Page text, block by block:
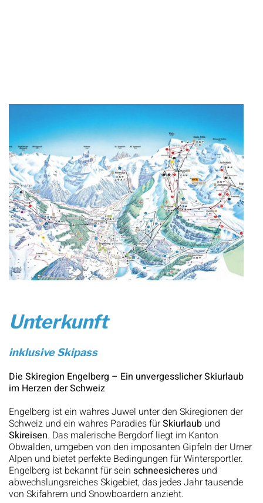
Unterkunft
inklusive Skipass
Die Skiregion Engelberg – Ein unvergesslicher Skiurlaub
im Herzen der Schweiz
Engelberg ist ein wahres Juwel unter den Skiregionen der
Schweiz und ein wahres Paradies fürSkiurlaub und
Skireisen. Das malerische Bergdorf liegt im Kanton
Obwalden, umgeben von den imposanten Gipfeln der Urner
Alpen und bietet perfekte Bedingungen für Wintersportler.
Engelberg ist bekannt für sein schneesicheres und
abwechslungsreiches Skigebiet, das jedes Jahr tausende
von Skifahrern und Snowboardern anzieht.